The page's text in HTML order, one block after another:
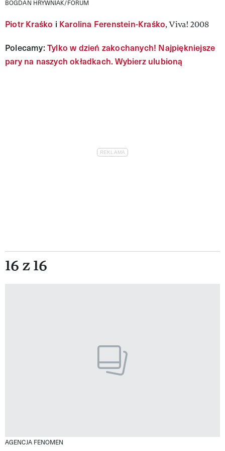
BOGDAN HRYWNIAK/FORUM
Piotr Kraśko i Karolina Ferenstein-Kraśko, Viva! 2008
Polecamy: Tylko w dzień zakochanych! Najpiękniejsze
pary na naszych okładkach. Wybierz ulubioną
16 z 16
AGENCJA FENOMEN